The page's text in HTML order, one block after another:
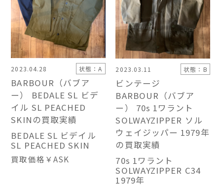
2023.04.28 状態：A
BARBOUR（バブア
ー） BEDALE SL ビデ
イル SL PEACHED
SKINの買取実績
BEDALE SL ビデイル
SL PEACHED SKIN
買取価格 ￥ASK
2023.03.11 状態：B
ビンテージ
BARBOUR（バブア
ー） 70s 1ワラント
SOLWAYZIPPER ソル
ウェイジッパー 1979年
の買取実績
70s 1ワラント
SOLWAYZIPPER C34
1979年